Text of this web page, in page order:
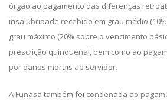
órgão ao pagamento das diferenças
insalubridade recebido em grau médio
grau máximo (20% sobre o vencimento
prescrição quinquenal, bem como ao
por danos morais ao servidor.
A Funasa também foi condenada ao